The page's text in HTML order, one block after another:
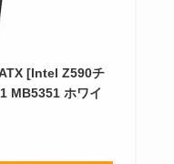
[Intel Z590チ
MB5351 ホワイ